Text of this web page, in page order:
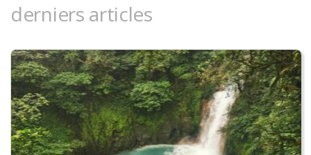
derniers articles